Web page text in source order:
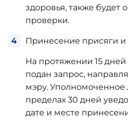
здоровья, также будет
проверки.
Принесение присяги
На протяжении 15
подан запрос,
мэру. Уполномоченное
пределах 30 дней
дате и месте